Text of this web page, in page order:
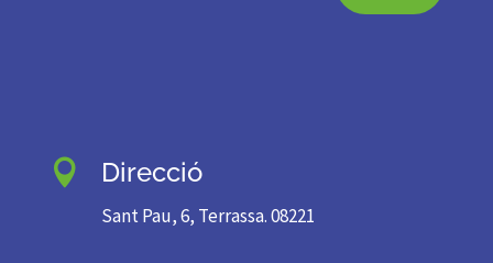
 Direcció
Sant Pau, 6, Terrassa. 08221